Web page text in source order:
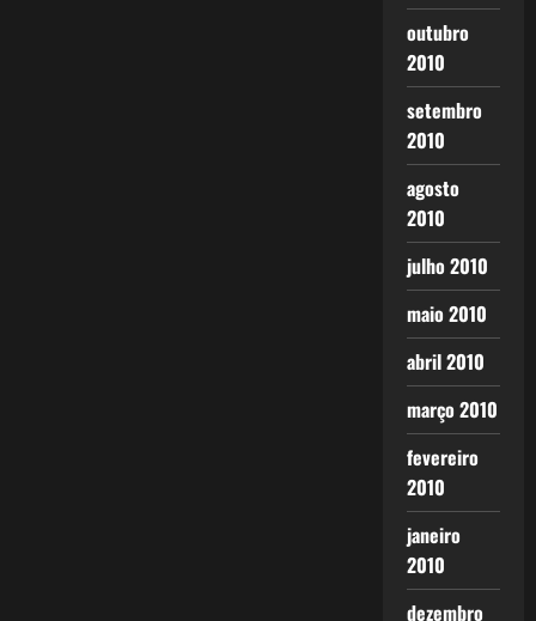
outubro
2010
setembro
2010
agosto
2010
julho 2010
maio 2010
abril 2010
março 2010
fevereiro
2010
janeiro
2010
dezembro